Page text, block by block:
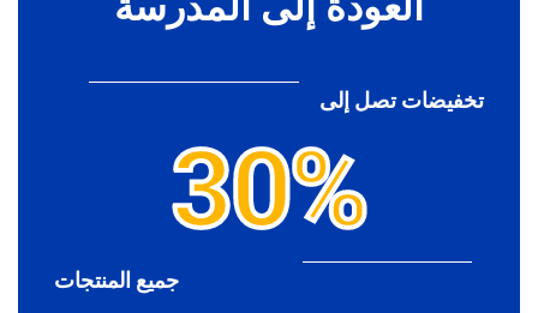
تخفيضات تصل إلى
30%
جميع المنتجات